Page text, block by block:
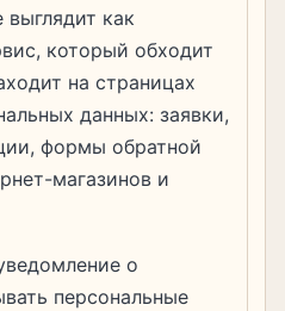
как
который обходит
на страницах
данных: заявки,
формы обратной
магазинов и
о
персональные